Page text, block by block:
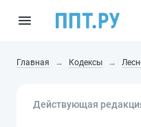
Главная Кодексы
Действующая